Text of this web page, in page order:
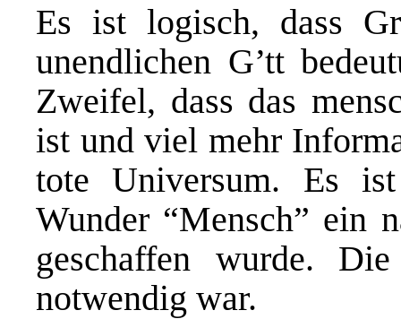
Es ist logisch, dass
unendlichen G’tt
Zweifel, dass das
ist und viel mehr
tote Universum. Es
Wunder “Mensch” ein
geschaffen wurde.
notwendig war.